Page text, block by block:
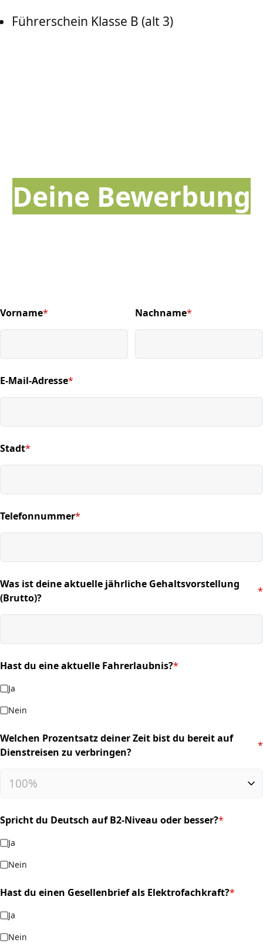
Führerschein Klasse B (alt 3)
Deine Bewerbung
Vorname*
(required) Nachname*
(required)
E-Mail-Adresse*
(required)
Stadt*
(required)
Telefonnummer*
(required)
Was ist deine aktuelle jährliche Gehaltsvorstellung
(Brutto)?
*
(required)
Hast du eine aktuelle Fahrerlaubnis?*
(required)
Ja
Nein
Welchen Prozentsatz deiner Zeit bist du bereit auf
Dienstreisen zu verbringen?
*
(required)
Spricht du Deutsch auf B2-Niveau oder besser?*
(required)
Ja
Nein
Hast du einen Gesellenbrief als Elektrofachkraft?*
(required)
Ja
Nein